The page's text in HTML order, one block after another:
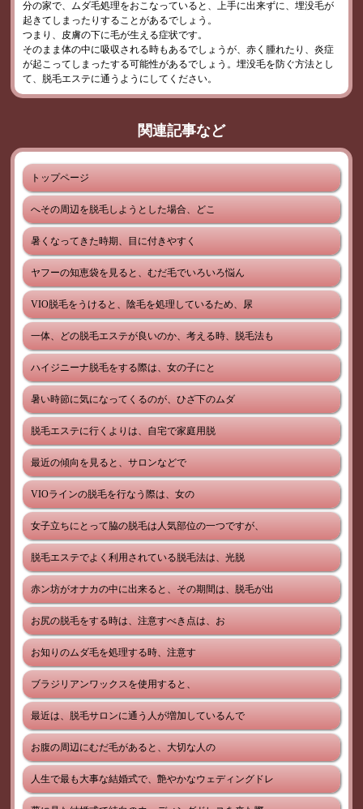
分の家で、ムダ毛処理をおこなっていると、上手に出来ずに、埋没毛が
起きてしまったりすることがあるでしょう。
つまり、皮膚の下に毛が生える症状です。
そのまま体の中に吸収される時もあるでしょうが、赤く腫れたり、炎症
が起こってしまったする可能性があるでしょう。埋没毛を防ぐ方法とし
て、脱毛エステに通うようにしてください。
関連記事など
トップページ
へその周辺を脱毛しようとした場合、どこ
暑くなってきた時期、目に付きやすく
ヤフーの知恵袋を見ると、むだ毛でいろいろ悩ん
VIO脱毛をうけると、陰毛を処理しているため、尿
一体、どの脱毛エステが良いのか、考える時、脱毛法も
ハイジニーナ脱毛をする際は、女の子にと
暑い時節に気になってくるのが、ひざ下のムダ
脱毛エステに行くよりは、自宅で家庭用脱
最近の傾向を見ると、サロンなどで
VIOラインの脱毛を行なう際は、女の
女子立ちにとって脇の脱毛は人気部位の一つですが、
脱毛エステでよく利用されている脱毛法は、光脱
赤ン坊がオナカの中に出来ると、その期間は、脱毛が出
お尻の脱毛をする時は、注意すべき点は、お
お知りのムダ毛を処理する時、注意す
ブラジリアンワックスを使用すると、
最近は、脱毛サロンに通う人が増加しているんで
お腹の周辺にむだ毛があると、大切な人の
人生で最も大事な結婚式で、艶やかなウェディングドレ